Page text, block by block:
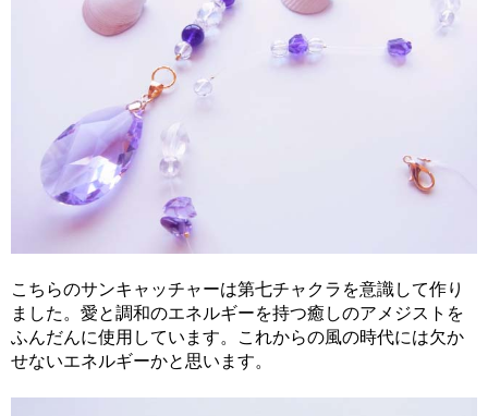
こちらのサンキャッチャーは第七チャクラを意識して作り
ました。愛と調和のエネルギーを持つ癒しのアメジストを
ふんだんに使用しています。これからの風の時代には欠か
せないエネルギーかと思います。